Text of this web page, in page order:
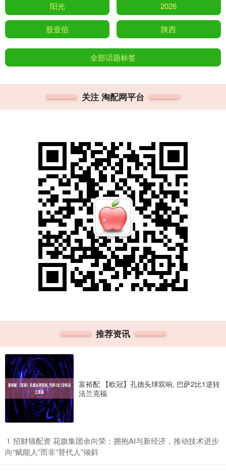
阳光 2026
股壹佰 陕西
全部话题标签
关注 淘配网平台
推荐资讯
富裕配 【欧冠】孔德头球双响, 巴萨2比1逆转
法兰克福
1 ​招财猫配资 花旗集团余向荣：拥抱AI与新经济，推动技术进步
向“赋能人”而非“替代人”倾斜